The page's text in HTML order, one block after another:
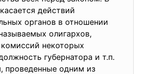
действий
органов в отношении
олигархов,
некоторых
губернатора и т.п.
одним из